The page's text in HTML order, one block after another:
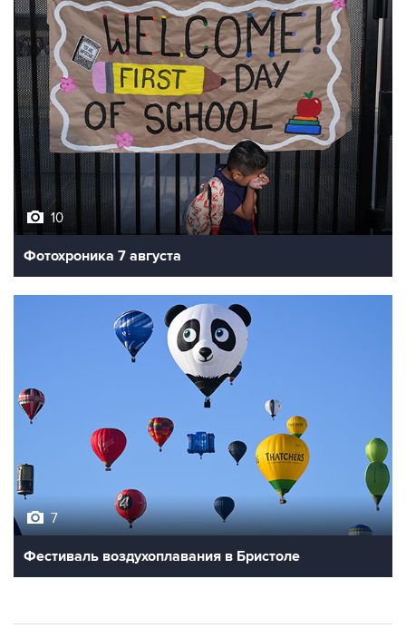
10
Фотохроника 7 августа
7
Фестиваль воздухоплавания в Бристоле